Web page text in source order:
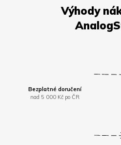
Bezplatné doručení
nad 5 000 Kč po ČR